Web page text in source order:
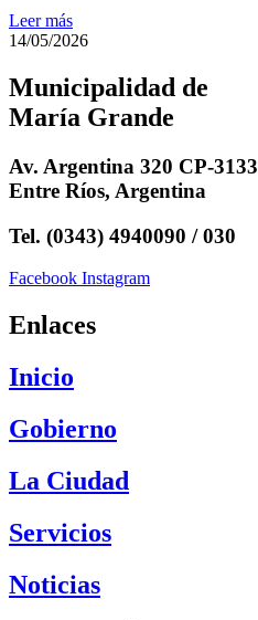
Leer más
14/05/2026
Municipalidad de
María Grande
Av. Argentina 320 CP-3133
Entre Ríos, Argentina
Tel. (0343) 4940090 / 030
Facebook Instagram
Enlaces
Inicio
Gobierno
La Ciudad
Servicios
Noticias